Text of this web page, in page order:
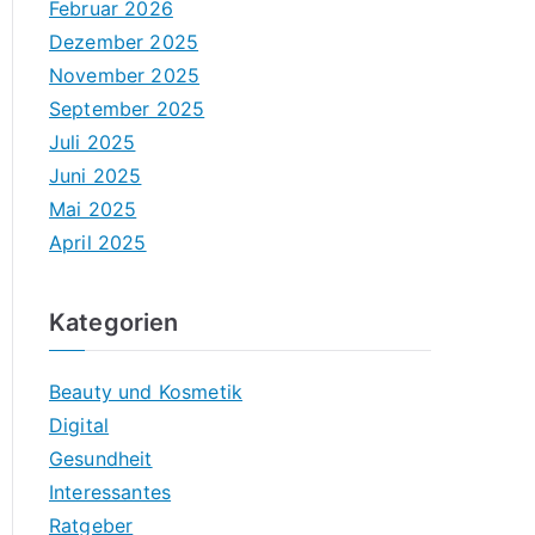
Februar 2026
Dezember 2025
November 2025
September 2025
Juli 2025
Juni 2025
Mai 2025
April 2025
Kategorien
Beauty und Kosmetik
Digital
Gesundheit
Interessantes
Ratgeber